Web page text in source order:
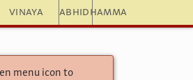
Vinaya Abhidhamma
menu icon to
Theragāthā